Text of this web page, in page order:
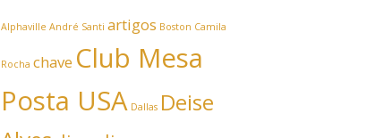
Alphaville André Santi artigos Boston Camila
Rocha chave Club Mesa
Posta USA Dallas Deise